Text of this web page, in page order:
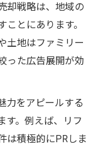
却戦略は、地域の
とにあります。
土地はファミリー
った広告展開が効
力をアピールする
す。例えば、リフ
は積極的にPRしま